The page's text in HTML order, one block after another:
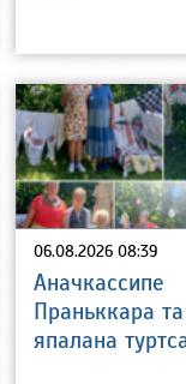
06.08.2026 08:39
Аначкассипе
Праньккара
япалана